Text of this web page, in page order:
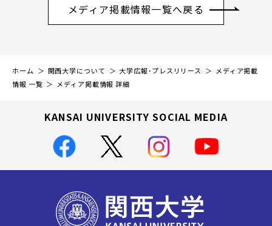
メディア掲載情報一覧へ戻る
ホーム 関西大学について 大学広報・プレスリリース
メディア掲載
情報 一覧
メディア掲載情報 詳細
KANSAI UNIVERSITY SOCIAL MEDIA